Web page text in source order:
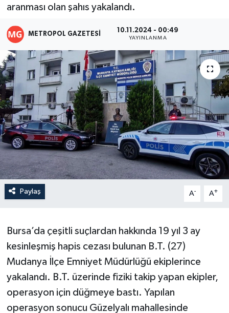
aranması olan şahıs yakalandı.
METROPOL GAZETESI 10.11.2024 - 00:49
YAYINLANMA
Paylaş A- A+
Bursa’da çeşitli suçlardan hakkında 19 yıl 3 ay
kesinleşmiş hapis cezası bulunan B.T. (27)
Mudanya İlçe Emniyet Müdürlüğü ekiplerince
yakalandı. B.T. üzerinde fiziki takip yapan ekipler,
operasyon için düğmeye bastı. Yapılan
operasyon sonucu Güzelyalı mahallesinde